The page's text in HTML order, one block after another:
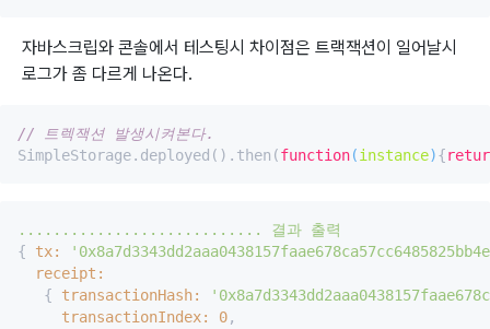
자바스크립와 콘솔에서 테스팅시 차이점은 트랙잭션이 일어날시
로그가 좀 다르게 나온다.
// 트렉잭션 발생시켜본다.
SimpleStorage.deployed().then(function(instance){
............................ 결과 출력
{ tx:
receipt:
   {
transactionHash:
transactionIndex:
0,